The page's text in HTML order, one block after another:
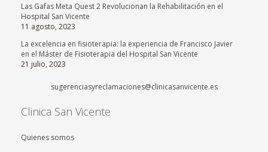
Las Gafas Meta Quest 2 Revolucionan la Rehabilitación en el
Hospital San Vicente
11 agosto, 2023
La excelencia en fisioterapia: la experiencia de Francisco Javier
en el Máster de Fisioterapia del Hospital San Vicente
21 julio, 2023
sugerenciasyreclamaciones@clinicasanvicente.es
Clinica San Vicente
Quienes somos